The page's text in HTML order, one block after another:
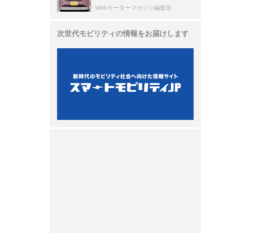
クラ」
Webモーターマガジン編集部
次世代モビリティの情報をお届けします